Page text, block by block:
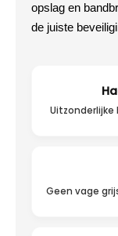
opslag en
de juiste
Geen vage